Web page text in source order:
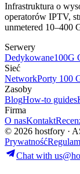
Infrastruktura o
operatorów IPTV,
unmetered 10–400
Serwery
Dedykowane100G
Sieć
NetworkPorty 100
Zasoby
BlogHow-to guides
Firma
O nasKontakt
© 2026 hostfory ·
Prywatność
Chat with us